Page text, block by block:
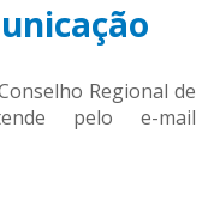
Regional de
pelo e-mail